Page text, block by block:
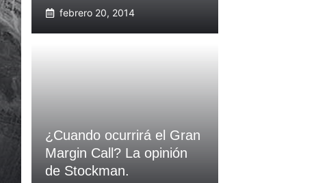
febrero 20, 2014
¿Cuando ocurrirá el Gran
Margin Call? La opinión
de Stockman.